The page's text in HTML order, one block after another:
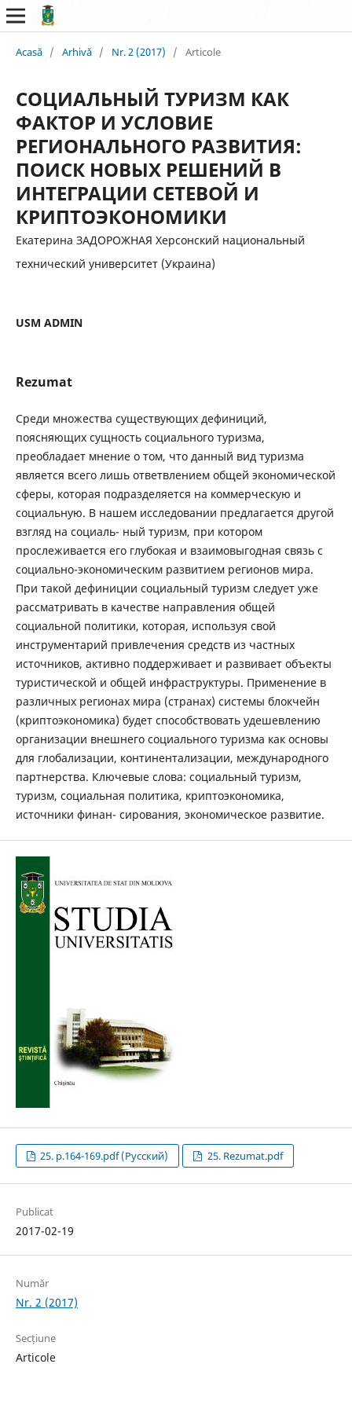
Acasă / Arhivă / Nr. 2 (2017) / Articole
СОЦИАЛЬНЫЙ ТУРИЗМ КАК
ФАКТОР И УСЛОВИЕ
РЕГИОНАЛЬНОГО РАЗВИТИЯ:
ПОИСК НОВЫХ РЕШЕНИЙ В
ИНТЕГРАЦИИ СЕТЕВОЙ И
КРИПТОЭКОНОМИКИ
Екатерина ЗАДОРОЖНАЯ Херсонский национальный
технический университет (Украина)
USM ADMIN
Rezumat
Среди множества существующих дефиниций,
поясняющих сущность социального туризма,
преобладает мнение о том, что данный вид туризма
является всего лишь ответвлением общей экономической
сферы, которая подразделяется на коммерческую и
социальную. В нашем исследовании предлагается другой
взгляд на социаль- ный туризм, при котором
прослеживается его глубокая и взаимовыгодная связь с
социально-экономическим развитием регионов мира.
При такой дефиниции социальный туризм следует уже
рассматривать в качестве направления общей
социальной политики, которая, используя свой
инструментарий привлечения средств из частных
источников, активно поддерживает и развивает объекты
туристической и общей инфраструктуры. Применение в
различных регионах мира (странах) системы блокчейн
(криптоэкономика) будет способствовать удешевлению
организации внешнего социального туризма как основы
для глобализации, континентализации, международного
партнерства. Ключевые слова: социальный туризм,
туризм, социальная политика, криптоэкономика,
источники финан- сирования, экономическое развитие.
25. p.164-169.pdf (Русский) 25. Rezumat.pdf
Publicat
2017-02-19
Număr
Nr. 2 (2017)
Secțiune
Articole